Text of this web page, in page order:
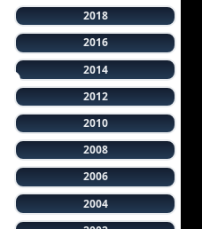
2018
2016
2014
2012
2010
2008
2006
2004